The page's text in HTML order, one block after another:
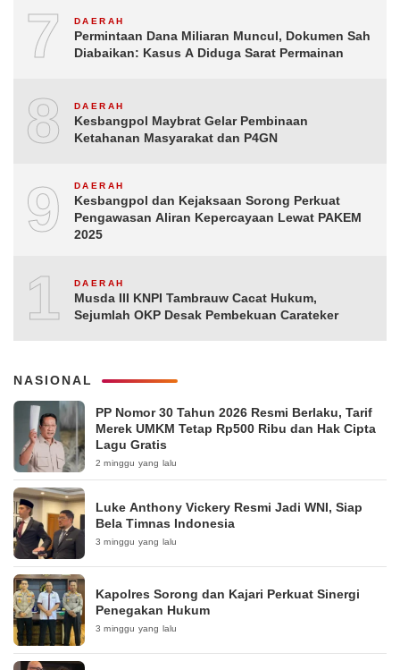
7 DAERAH
Permintaan Dana Miliaran Muncul, Dokumen Sah
Diabaikan: Kasus A Diduga Sarat Permainan
8 DAERAH
Kesbangpol Maybrat Gelar Pembinaan
Ketahanan Masyarakat dan P4GN
9 DAERAH
Kesbangpol dan Kejaksaan Sorong Perkuat
Pengawasan Aliran Kepercayaan Lewat PAKEM
2025
10DAERAH
Musda III KNPI Tambrauw Cacat Hukum,
Sejumlah OKP Desak Pembekuan Carateker
NASIONAL
PP Nomor 30 Tahun 2026 Resmi Berlaku, Tarif
Merek UMKM Tetap Rp500 Ribu dan Hak Cipta
Lagu Gratis
2 minggu yang lalu
Luke Anthony Vickery Resmi Jadi WNI, Siap
Bela Timnas Indonesia
3 minggu yang lalu
Kapolres Sorong dan Kajari Perkuat Sinergi
Penegakan Hukum
3 minggu yang lalu